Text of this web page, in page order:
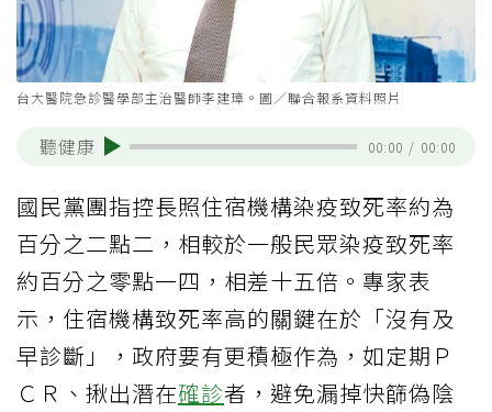
台大醫院急診醫學部主治醫師李建璋。圖／聯合報系資料照片
聽健康 00:00 / 00:00
國民黨團指控長照住宿機構染疫致死率約為
百分之二點二，相較於一般民眾染疫致死率
約百分之零點一四，相差十五倍。專家表
示，住宿機構致死率高的關鍵在於「沒有及
早診斷」，政府要有更積極作為，如定期Ｐ
ＣＲ、揪出潛在確診者，避免漏掉快篩偽陰